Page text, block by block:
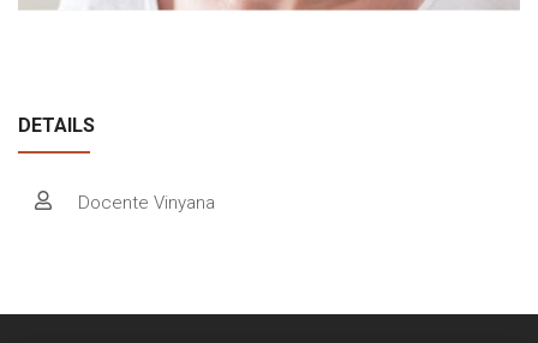
DETAILS
Docente Vinyana